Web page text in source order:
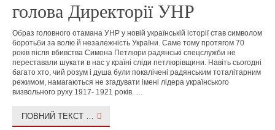
голова Директорії УНР
Образ головного отамана УНР у новій українській історії став символом
боротьби за волю й незалежність України. Саме тому протягом 70
років після вбивства Симона Петлюри радянські спецслужби не
переставали шукати в нас у країні сліди петлюрівщини. Навіть сьогодні
багато хто, чий розум і душа були покалічені радянським тоталітарним
режимом, намагаються не згадувати імені лідера українського
визвольного руху 1917- 1921 років. …
ПОВНИЙ ТЕКСТ …